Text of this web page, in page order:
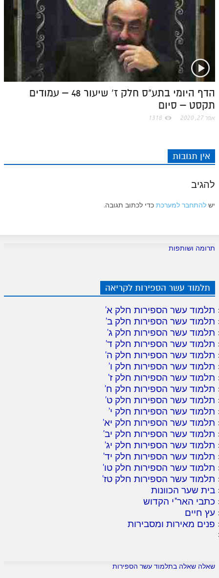
הדף היומי בתע"ס חלק ז' שיעור 48 – עמודים
תקסט – סיום
אפר 27, 2020 1318
אין תגובות
להגיב
יש להתחבר למערכת כדי לכתוב תגובה.
תרומה ושותפות
תלמוד עשר הספירות לקריאה
תלמוד עשר הספירות חלק א'
תלמוד עשר הספירות חלק ב'
תלמוד עשר הספירות חלק ג'
תלמוד עשר הספירות חלק ד'
תלמוד עשר הספירות חלק ה'
תלמוד עשר הספירות חלק ו'
תלמוד עשר הספירות חלק ז'
תלמוד עשר הספירות חלק ח'
תלמוד עשר הספירות חלק ט'
תלמוד עשר הספירות חלק י'
תלמוד עשר הספירות חלק יא'
תלמוד עשר הספירות חלק יב'
תלמוד עשר הספירות חלק יג'
תלמוד עשר הספירות חלק יד'
תלמוד עשר הספירות חלק טו'
תלמוד עשר הספירות חלק טז'
בית שער הכוונות
כתבי האר"י הקדוש
עץ חיים
פנים מאירות ומסבירות
שאלה שאלה בתלמוד עשר הספירות